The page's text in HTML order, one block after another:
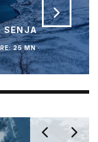
SENJA
25 MN ·